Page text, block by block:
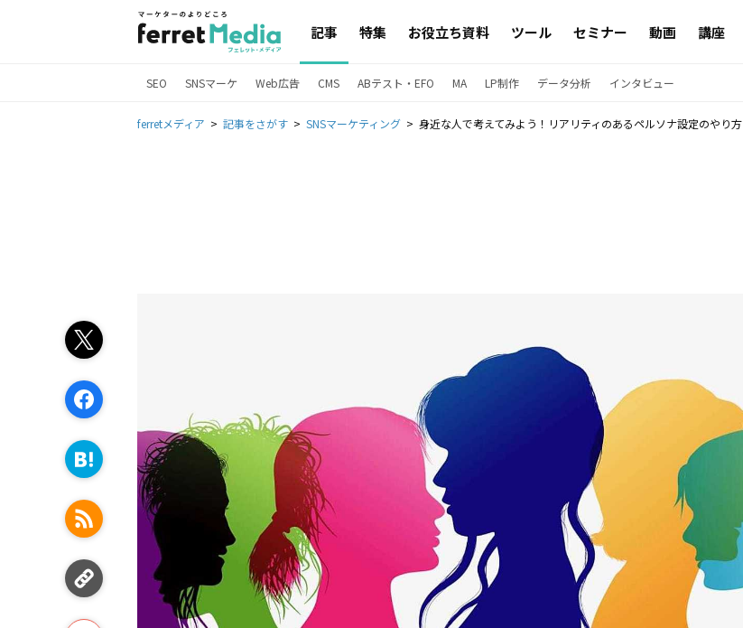
記事 特集 お役立ち資料 ツール セミナー 動画 講座
SEO SNSマーケ Web広告 CMS ABテスト・EFO MA LP制作 データ分析 インタビュー
ferretメディア 記事をさがす SNSマーケティング 身近な人で考えてみよう！リアリティのあるペルソナ設定のやり方